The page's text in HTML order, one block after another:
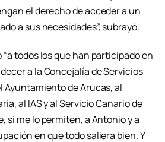
el derecho de acceder a un
a sus necesidades”, subrayó.
todos los que han participado en
a la Concejalía de Servicios
Ayuntamiento de Arucas, al
al IAS y al Servicio Canario de
si me lo permiten, a Antonio y a
en que todo saliera bien. Y